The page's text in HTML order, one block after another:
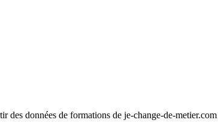
des données de formations de je-change-de-